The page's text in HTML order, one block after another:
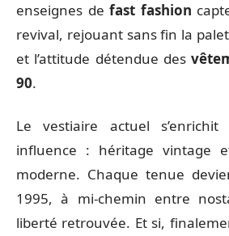
enseignes defast fashion
revival, rejouant sans fin la
et l’attitude détendue des
90.
Le vestiaire actuel
influence : héritage vintage
moderne. Chaque tenue
1995, à mi-chemin entre
liberté retrouvée. Et si,